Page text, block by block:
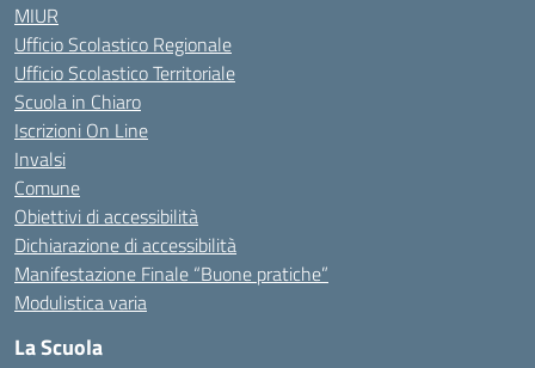
MIUR
Ufficio Scolastico Regionale
Ufficio Scolastico Territoriale
Scuola in Chiaro
Iscrizioni On Line
Invalsi
Comune
Obiettivi di accessibilità
Dichiarazione di accessibilità
Manifestazione Finale “Buone pratiche”
Modulistica varia
La Scuola